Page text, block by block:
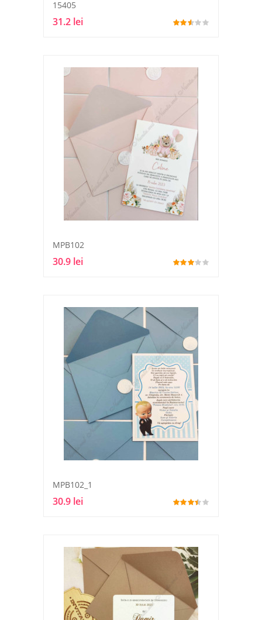
15405
31.2 lei
MPB102
30.9 lei
MPB102_1
30.9 lei